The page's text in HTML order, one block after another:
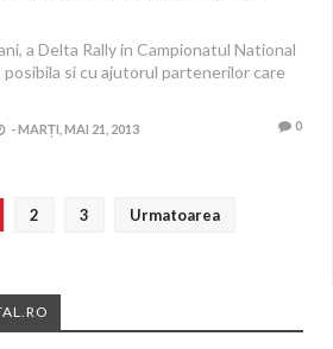
a Delta Rally in Campionatul National
si cu ajutorul partenerilor care
-MARȚI, MAI 21, 2013 0
2 3 Urmatoarea